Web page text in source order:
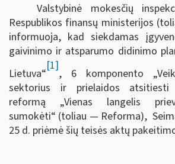
Valstybinė mokesčių
Respublikos finansų ministerijos
informuoja, kad siekdamas
gaivinimo ir atsparumo didinimo
Lietuva“
[1]
, 6 komponento
sektorius ir prielaidos atsitiesti
reformą „Vienas langelis
sumokėti“ (toliau — Reforma),
25 d. priėmė šių teisės aktų